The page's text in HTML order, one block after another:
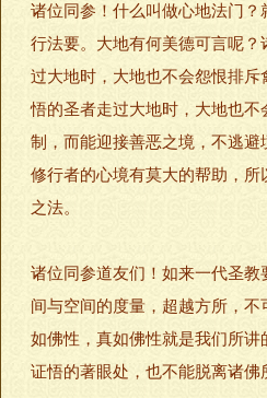
诸位同参！什么叫做心地法门
行法要。大地有何美德可言呢
过大地时，大地也不会怨恨排
悟的圣者走过大地时，大地也
制，而能迎接善恶之境，不逃
修行者的心境有莫大的帮助，
之法。
诸位同参道友们！如来一代圣
间与空间的度量，超越方所，
如佛性，真如佛性就是我们所
证悟的著眼处，也不能脱离诸佛